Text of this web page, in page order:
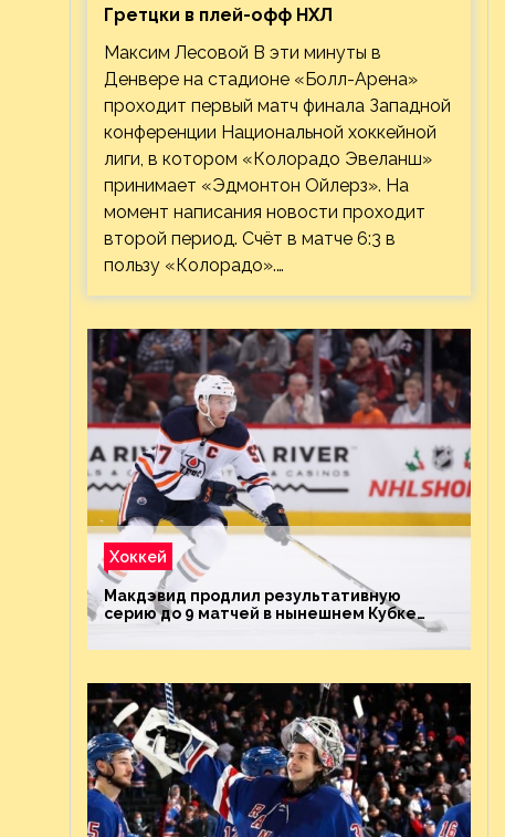
Гретцки в плей-офф НХЛ
Максим Лесовой В эти минуты в
Денвере на стадионе «Болл-Арена»
проходит первый матч финала Западной
конференции Национальной хоккейной
лиги, в котором «Колорадо Эвеланш»
принимает «Эдмонтон Ойлерз». На
момент написания новости проходит
второй период. Счёт в матче 6:3 в
пользу «Колорадо».…
Хоккей
Макдэвид продлил результативную
серию до 9 матчей в нынешнем Кубке